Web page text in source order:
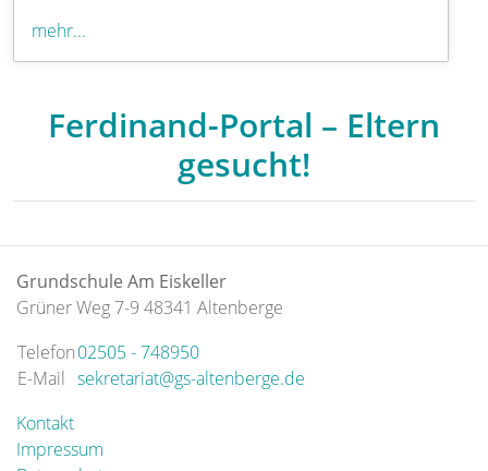
mehr...
Ferdinand-Portal – Eltern
gesucht!
Grundschule Am Eiskeller
Grüner Weg 7-9 48341 Altenberge
Telefon
E-Mail
02505 - 748950
sekretariat@gs-altenberge.de
Kontakt
Impressum